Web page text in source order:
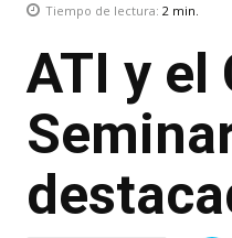
Tiempo de lectura: 2 min.
ATI y el